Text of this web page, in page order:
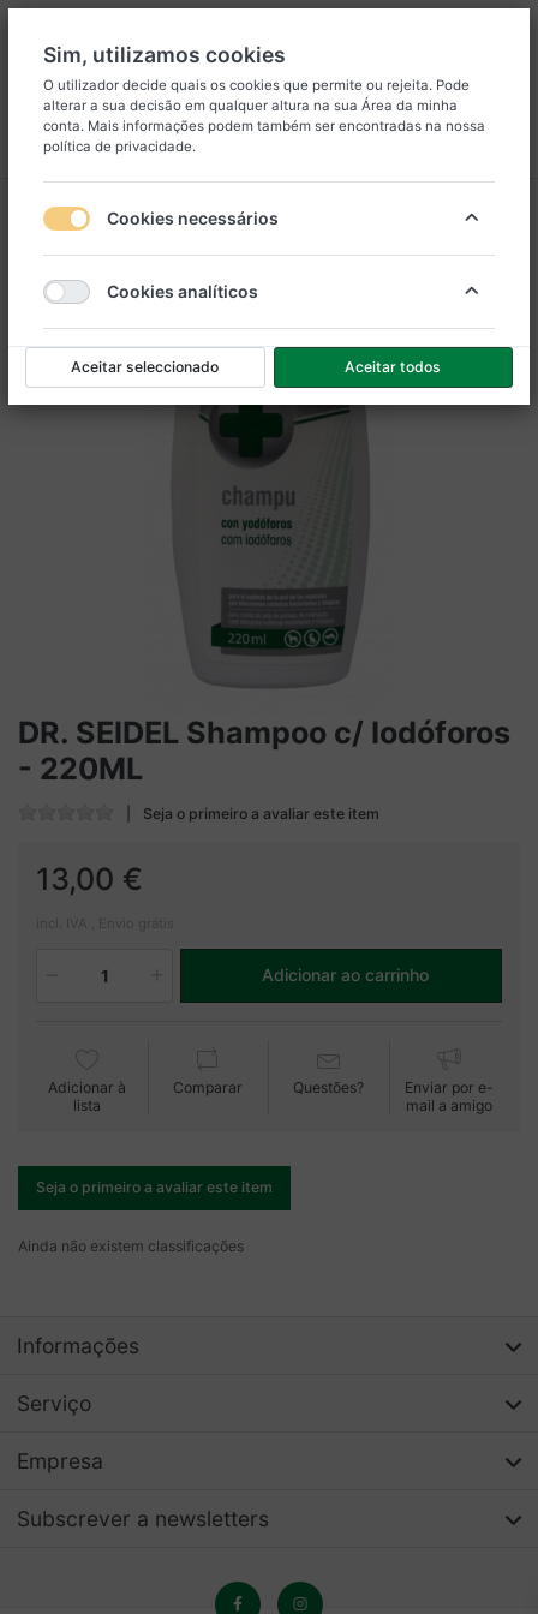
Menu Iniciar sessão
8
DR. SEIDEL Shampoo c/ Iodóforos
- 220ML
Seja o primeiro a avaliar este item
13,00 €
incl. IVA , Envio grátis
1 Adicionar ao carrinho
Adicionar à
lista
Comparar Questões?
Enviar por e-
mail a amigo
Seja o primeiro a avaliar este item
Ainda não existem classificações
Informações
Serviço
Empresa
Subscrever a newsletters
Sim, utilizamos cookies
O utilizador decide quais os cookies que permite ou rejeita. Pode
alterar a sua decisão em qualquer altura na sua Área da minha
conta. Mais informações podem também ser encontradas na nossa
política de privacidade.
Cookies necessários
Cookies analíticos
Aceitar seleccionado Aceitar todos